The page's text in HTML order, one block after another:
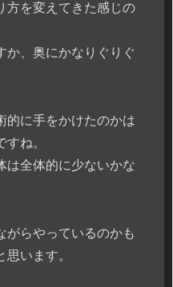
方を変えてきた感じの
か、奥にかなりぐりぐ
的に手をかけたのかは
ね。
は全体的に少ないかな
がらやっているのかも
います。